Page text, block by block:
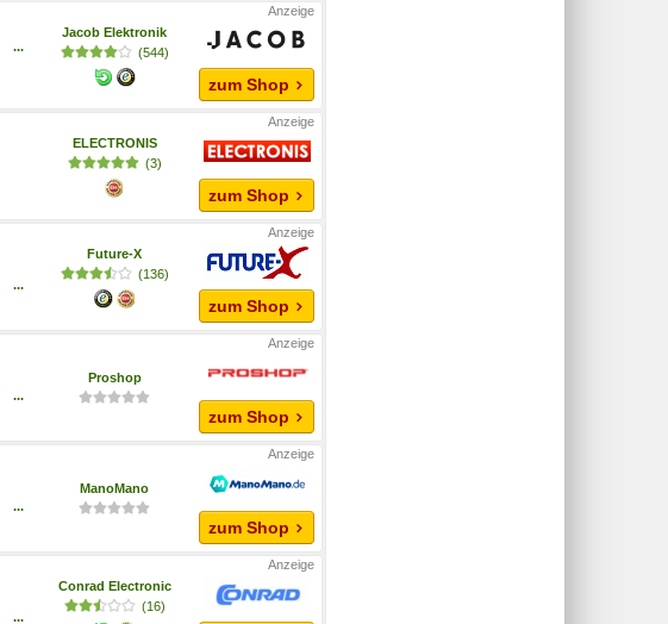
...
Jacob Elektronik
(544)
zum Shop
ELECTRONIS
(3)
zum Shop
...
Future-X
(136)
zum Shop
...
Proshop
zum Shop
...
ManoMano
zum Shop
...
Conrad Electronic
(16)